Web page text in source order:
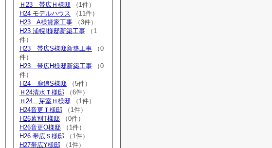
Ｈ23 帯広Ｈ様邸 （1件）
H24 モデルハウス （11件）
H23 A様貸家工事 （3件）
H23 浦幌I様邸新築工事 （1
件）
H23 帯広S様邸新築工事 （0
件）
H23 帯広H様邸新築工事 （0
件）
H24 鹿追S様邸 （5件）
Ｈ24清水Ｔ様邸 （6件）
Ｈ24 芽室Ｈ様邸 （1件）
H24音更Ｔ様邸 （1件）
H26幕別T様邸 （0件）
H26音更O様邸 （1件）
H26 帯広Ｓ様邸 （1件）
H27帯広Y様邸 （1件）